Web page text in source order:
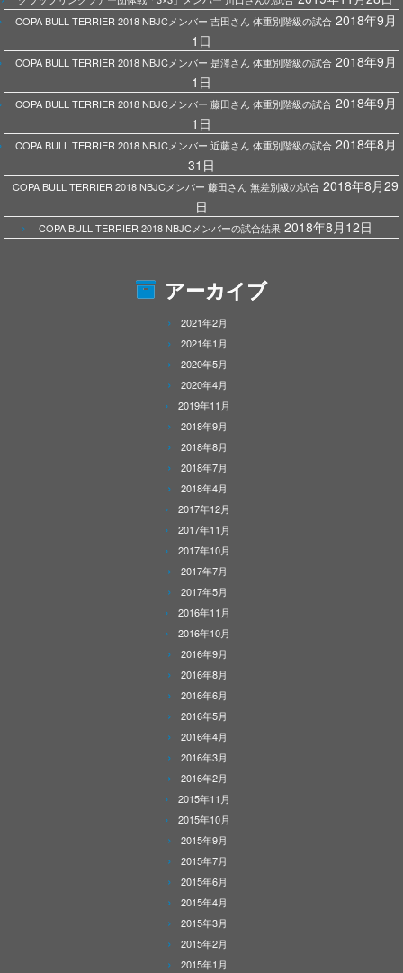
COPA BULL TERRIER 2018 NBJCメンバー 吉田さん 体重別階級の試合 2018年9月
1日
COPA BULL TERRIER 2018 NBJCメンバー 是澤さん 体重別階級の試合 2018年9月
1日
COPA BULL TERRIER 2018 NBJCメンバー 藤田さん 体重別階級の試合 2018年9月
1日
COPA BULL TERRIER 2018 NBJCメンバー 近藤さん 体重別階級の試合 2018年8月
31日
COPA BULL TERRIER 2018 NBJCメンバー 藤田さん 無差別級の試合 2018年8月29
日
COPA BULL TERRIER 2018 NBJCメンバーの試合結果 2018年8月12日
アーカイブ
2021年2月
2021年1月
2020年5月
2020年4月
2019年11月
2018年9月
2018年8月
2018年7月
2018年4月
2017年12月
2017年11月
2017年10月
2017年7月
2017年5月
2016年11月
2016年10月
2016年9月
2016年8月
2016年6月
2016年5月
2016年4月
2016年3月
2016年2月
2015年11月
2015年10月
2015年9月
2015年7月
2015年6月
2015年4月
2015年3月
2015年2月
2015年1月